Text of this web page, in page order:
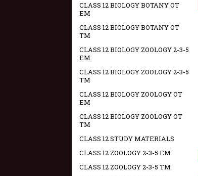
CLASS 12 BIOLOGY BOTANY OT
EM
CLASS 12 BIOLOGY BOTANY OT
TM
CLASS 12 BIOLOGY ZOOLOGY 2-3-5
EM
CLASS 12 BIOLOGY ZOOLOGY 2-3-5
TM
CLASS 12 BIOLOGY ZOOLOGY OT
EM
CLASS 12 BIOLOGY ZOOLOGY OT
TM
CLASS 12 STUDY MATERIALS
CLASS 12 ZOOLOGY 2-3-5 EM
CLASS 12 ZOOLOGY 2-3-5 TM